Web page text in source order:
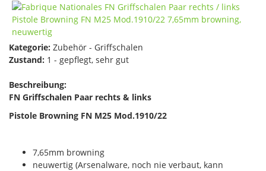
Kategorie: Zubehör - Griffschalen
Zustand: 1 - gepflegt, sehr gut
Beschreibung:
FN Griffschalen Paar rechts & links
Pistole Browning FN M25 Mod.1910/22
7,65mm browning
neuwertig (Arsenalware, noch nie verbaut, kann